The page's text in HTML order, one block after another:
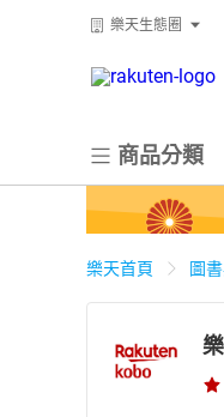
樂天生態圈
商品分類
樂天首頁 圖